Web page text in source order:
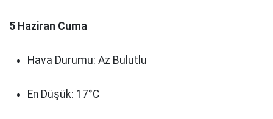
5 Haziran Cuma
Hava Durumu: Az Bulutlu
En Düşük: 17°C